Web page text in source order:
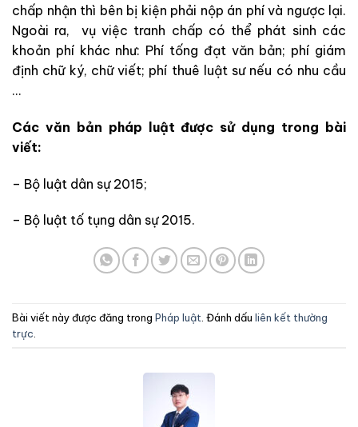
chấp nhận thì bên bị kiện phải nộp án phí và ngược lại.
Ngoài ra, vụ việc tranh chấp có thể phát sinh các
khoản phí khác như: Phí tống đạt văn bản; phí giám
định chữ ký, chữ viết; phí thuê luật sư nếu có nhu cầu
…
Các văn bản pháp luật được sử dụng trong bài
viết:
– Bộ luật dân sự 2015;
– Bộ luật tố tụng dân sự 2015.
Bài viết này được đăng trong Pháp luật . Đánh dấu liên kết thường
trực